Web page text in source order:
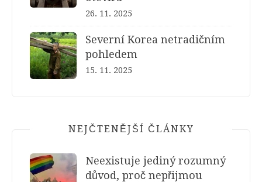
26. 11. 2025
Severní Korea netradičním
pohledem
15. 11. 2025
NEJČTENĚJŠÍ ČLÁNKY
Neexistuje jediný rozumný
důvod, proč nepřijmou